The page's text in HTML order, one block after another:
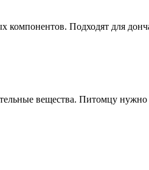
Подходят для
вещества. Питомцу нужно